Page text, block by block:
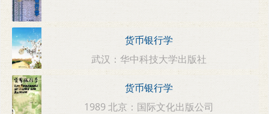
货币银行学
武汉：华中科技大学出版社
货币银行学
1989 北京：国际文化出版公司